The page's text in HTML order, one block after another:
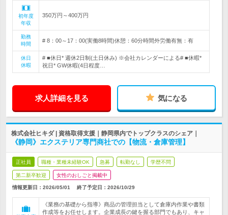
初年度
年収
350万円～400万円
勤務
時間
# 8：00～17：00(実働8時間)休憩：60分時間外労働有無：有
休日
休暇
# ■休日* 週休2日制(土日休み) ※会社カレンダーによる# ■休暇*
祝日* GW休暇(4日程度…
求人詳細を見る 気になる
株式会社ヒキダ | 資格取得支援｜静岡県内でトップクラスのシェア｜
《静岡》エクステリア専門商社での【物流・倉庫管理】
正社員 職種・業種未経験OK 急募 転勤なし 学歴不問
第二新卒歓迎 女性のおしごと掲載中
情報更新日：2026/05/01 終了予定日： 2026/10/29
《業務の基礎から指導》商品の管理担当として倉庫内作業や書類
作成等をお任せします。企業成長の鍵を握る部門でもあり、キャ